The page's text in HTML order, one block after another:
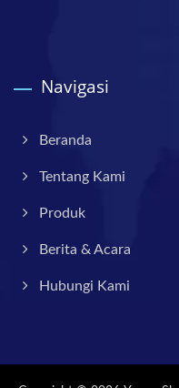
Navigasi
Beranda
Tentang Kami
Produk
Berita & Acara
Hubungi Kami